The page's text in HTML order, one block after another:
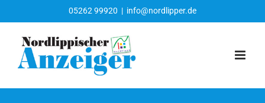
Inhalt
springen
05262 99920 | info@nordlipper.de